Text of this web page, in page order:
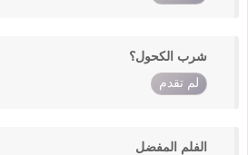
شرب الكحول؟
لم تقدم
الفلم المفضل